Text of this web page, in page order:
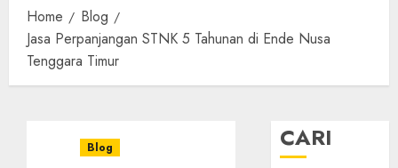
Home
Blog
Jasa Perpanjangan STNK 5 Tahunan di Ende Nusa
Tenggara Timur
Blog CARI